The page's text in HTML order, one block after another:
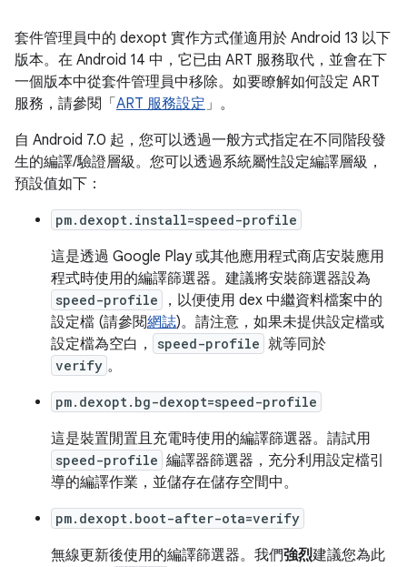
套件管理員中的 dexopt 實作方式僅適用於 Android 13 以下
版本。在 Android 14 中，它已由 ART 服務取代，並會在下
一個版本中從套件管理員中移除。如要瞭解如何設定 ART
服務，請參閱「 ART 服務設定」。
自 Android 7.0 起，您可以透過一般方式指定在不同階段發
生的編譯/驗證層級。您可以透過系統屬性設定編譯層級，
預設值如下：
pm.dexopt.install=speed-profile
這是透過 Google Play 或其他應用程式商店安裝應用
程式時使用的編譯篩選器。建議將安裝篩選器設為
speed-profile
，以便使用 dex 中繼資料檔案中的
設定檔 (請參閱網誌)。請注意，如果未提供設定檔或
設定檔為空白，
speed-profile 就等同於
verify 。
pm.dexopt.bg-dexopt=speed-profile
這是裝置閒置且充電時使用的編譯篩選器。請試用
speed-profile 編譯器篩選器，充分利用設定檔引
導的編譯作業，並儲存在儲存空間中。
pm.dexopt.boot-after-ota=verify
無線更新後使用的編譯篩選器。我們強烈建議您為此